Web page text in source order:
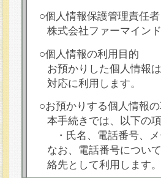
○個人情報保護管理責任者
株式会社ファーマイ
○個人情報の利用目的
お預かりした個人情報
対応に利用します。
○お預かりする個人情報の
本手続きでは、以下の
・氏名、電話番号、
なお、電話番号につい
絡先として利用します。